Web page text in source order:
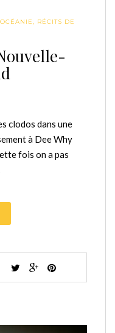
OCÉANIE, RÉCITS DE
clodos dans une
à Dee Why
fois on a pas